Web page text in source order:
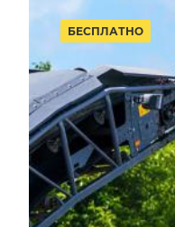
БЕСПЛАТНО